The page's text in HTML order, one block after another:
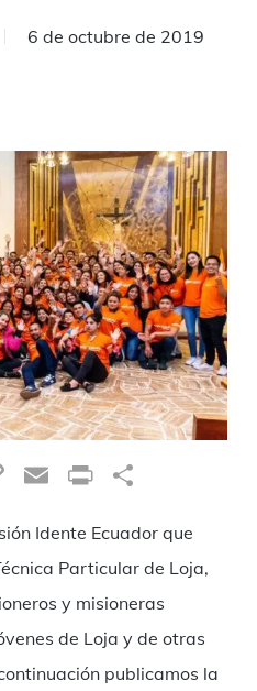
6 de octubre de 2019
CopyEmailPrint
Idente Ecuador que
Particular de Loja,
y misioneras
de Loja y de otras
publicamos la